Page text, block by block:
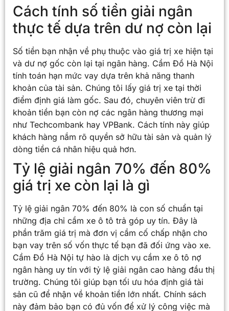
Cách tính số tiền giải ngân
thực tế dựa trên dư nợ còn lại
Số tiền bạn nhận về phụ thuộc vào giá trị xe hiện tại
và dư nợ gốc còn lại tại ngân hàng. Cầm Đồ Hà Nội
tính toán hạn mức vay dựa trên khả năng thanh
khoản của tài sản. Chúng tôi lấy giá trị xe tại thời
điểm định giá làm gốc. Sau đó, chuyên viên trừ đi
khoản tiền bạn còn nợ các ngân hàng thương mại
như Techcombank hay VPBank. Cách tính này giúp
khách hàng nắm rõ quyền sở hữu tài sản và quản lý
dòng tiền cá nhân hiệu quả hơn.
Tỷ lệ giải ngân 70% đến 80%
giá trị xe còn lại là gì
Tỷ lệ giải ngân 70% đến 80% là con số chuẩn tại
những địa chỉ cầm xe ô tô trả góp uy tín. Đây là
phần trăm giá trị mà đơn vị cầm cố chấp nhận cho
bạn vay trên số vốn thực tế bạn đã đối ứng vào xe.
Cầm Đồ Hà Nội tự hào là dịch vụ cầm xe ô tô nợ
ngân hàng uy tín với tỷ lệ giải ngân cao hàng đầu thị
trường. Chúng tôi giúp bạn tối ưu hóa định giá tài
sản cũ để nhận về khoản tiền lớn nhất. Chính sách
này đảm bảo bạn có đủ vốn để xử lý công việc mà